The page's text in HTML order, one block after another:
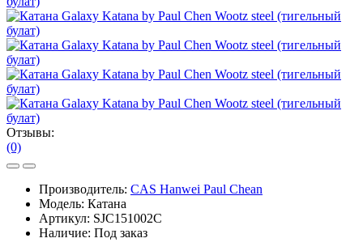
Отзывы:
(0)
Производитель: CAS Hanwei Paul Chean
Модель: Катана
Артикул: SJC151002C
Наличие: Под заказ